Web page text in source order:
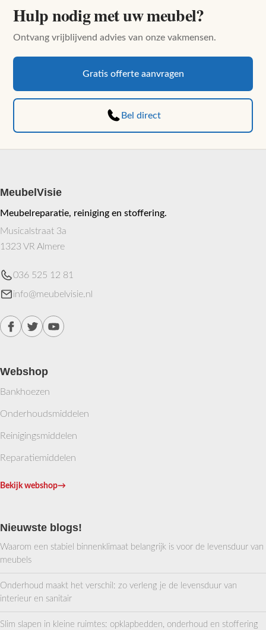
Hulp nodig met uw meubel?
Ontvang vrijblijvend advies van onze vakmensen.
Gratis offerte aanvragen
Bel direct
MeubelVisie
Meubelreparatie, reiniging en stoffering.
Musicalstraat 3a
1323 VR Almere
036 525 12 81
info@meubelvisie.nl
Webshop
Bankhoezen
Onderhoudsmiddelen
Reinigingsmiddelen
Reparatiemiddelen
Bekijk webshop→
Nieuwste blogs!
Waarom een stabiel binnenklimaat belangrijk is voor de levensduur van
meubels
Onderhoud maakt het verschil: zo verleng je de levensduur van
interieur en sanitair
Slim slapen in kleine ruimtes: opklapbedden, onderhoud en stoffering